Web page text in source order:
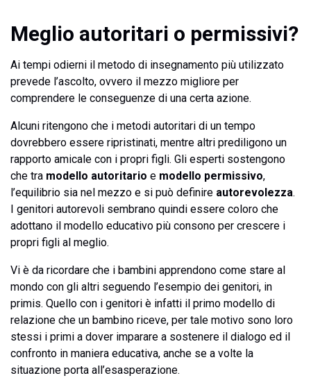
Meglio autoritari o permissivi?
Ai tempi odierni il metodo di insegnamento più utilizzato
prevede l’ascolto, ovvero il mezzo migliore per
comprendere le conseguenze di una certa azione.
Alcuni ritengono che i metodi autoritari di un tempo
dovrebbero essere ripristinati, mentre altri prediligono un
rapporto amicale con i propri figli. Gli esperti sostengono
che tra modello autoritario e modello permissivo,
l’equilibrio sia nel mezzo e si può definire autorevolezza.
I genitori autorevoli sembrano quindi essere coloro che
adottano il modello educativo più consono per crescere i
propri figli al meglio.
Vi è da ricordare che i bambini apprendono come stare al
mondo con gli altri seguendo l’esempio dei genitori, in
primis. Quello con i genitori è infatti il primo modello di
relazione che un bambino riceve, per tale motivo sono loro
stessi i primi a dover imparare a sostenere il dialogo ed il
confronto in maniera educativa, anche se a volte la
situazione porta all’esasperazione.